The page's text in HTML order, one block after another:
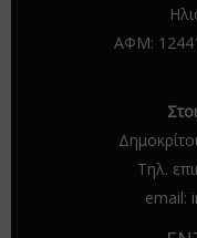
ΑΦΜ:
Τηλ.
email: